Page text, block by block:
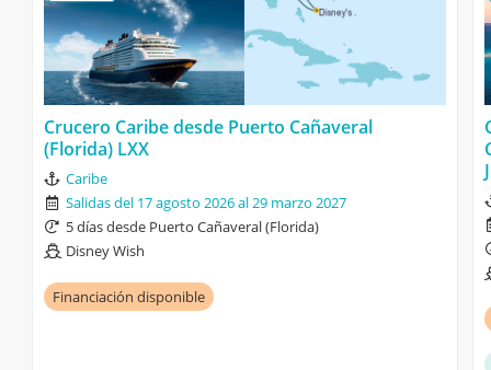
Crucero Caribe desde Puerto Cañaveral
(Florida) LXX
Caribe
Salidas del 17 agosto 2026 al 29 marzo 2027
5 días desde Puerto Cañaveral (Florida)
Disney Wish
Financiación disponible